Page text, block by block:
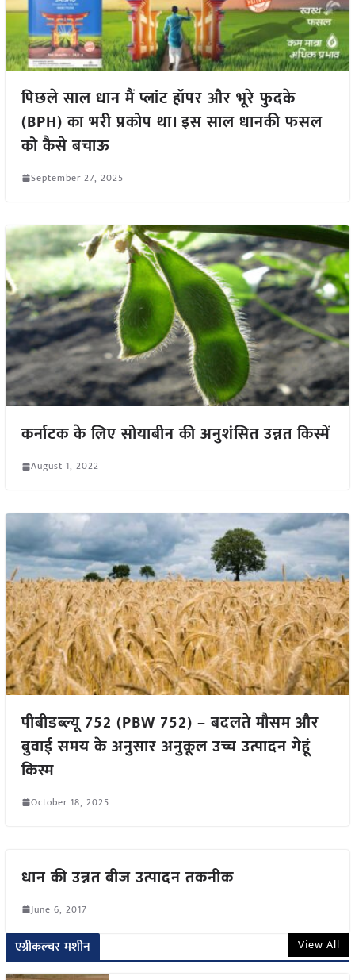
पिछले साल धान मैं प्लांट हॉपर और भूरे फुदके
(BPH) का भरी प्रकोप था। इस साल धानकी फसल
को कैसे बचाऊ
September 27, 2025
कर्नाटक के लिए सोयाबीन की अनुशंसित उन्नत किस्में
August 1, 2022
पीबीडब्ल्यू 752 (PBW 752) – बदलते मौसम और
बुवाई समय के अनुसार अनुकूल उच्च उत्पादन गेहूं
किस्म
October 18, 2025
धान की उन्नत बीज उत्पादन तकनीक
June 6, 2017
एग्रीकल्चर मशीन View All